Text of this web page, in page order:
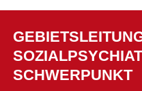
SCHWERPUNKT